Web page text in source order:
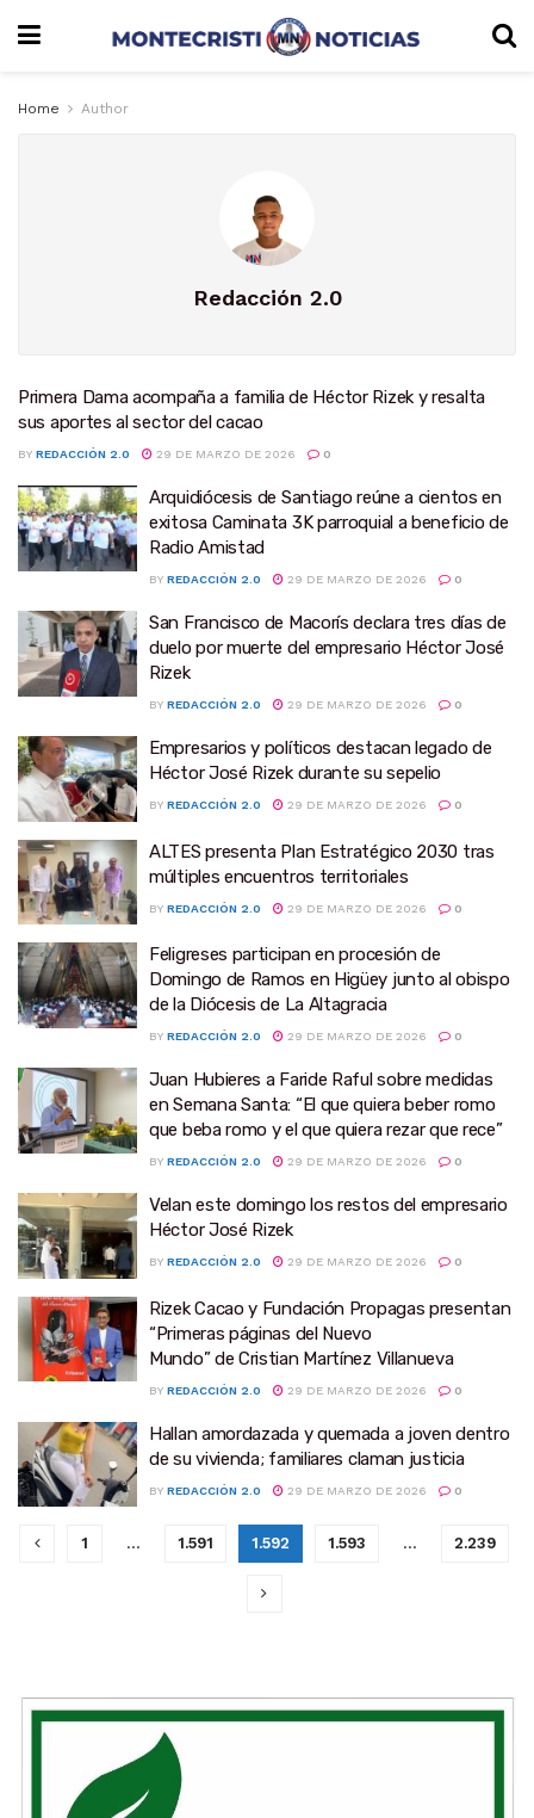
Home Author
Redacción 2.0
Primera Dama acompaña a familia de Héctor Rizek y resalta
sus aportes al sector del cacao
BY REDACCIÓN 2.0 29 DE MARZO DE 2026 0
Arquidiócesis de Santiago reúne a cientos en
exitosa Caminata 3K parroquial a beneficio de
Radio Amistad
BY REDACCIÓN 2.0 29 DE MARZO DE 2026 0
San Francisco de Macorís declara tres días de
duelo por muerte del empresario Héctor José
Rizek
BY REDACCIÓN 2.0 29 DE MARZO DE 2026 0
Empresarios y políticos destacan legado de
Héctor José Rizek durante su sepelio
BY REDACCIÓN 2.0 29 DE MARZO DE 2026 0
ALTES presenta Plan Estratégico 2030 tras
múltiples encuentros territoriales
BY REDACCIÓN 2.0 29 DE MARZO DE 2026 0
Feligreses participan en procesión de
Domingo de Ramos en Higüey junto al obispo
de la Diócesis de La Altagracia
BY REDACCIÓN 2.0 29 DE MARZO DE 2026 0
Juan Hubieres a Faride Raful sobre medidas
en Semana Santa: “El que quiera beber romo
que beba romo y el que quiera rezar que rece”
BY REDACCIÓN 2.0 29 DE MARZO DE 2026 0
Velan este domingo los restos del empresario
Héctor José Rizek
BY REDACCIÓN 2.0 29 DE MARZO DE 2026 0
Rizek Cacao y Fundación Propagas presentan
“Primeras páginas del Nuevo
Mundo” de Cristian Martínez Villanueva
BY REDACCIÓN 2.0 29 DE MARZO DE 2026 0
Hallan amordazada y quemada a joven dentro
de su vivienda; familiares claman justicia
BY REDACCIÓN 2.0 29 DE MARZO DE 2026 0
1 … 1.591 1.592 1.593 … 2.239